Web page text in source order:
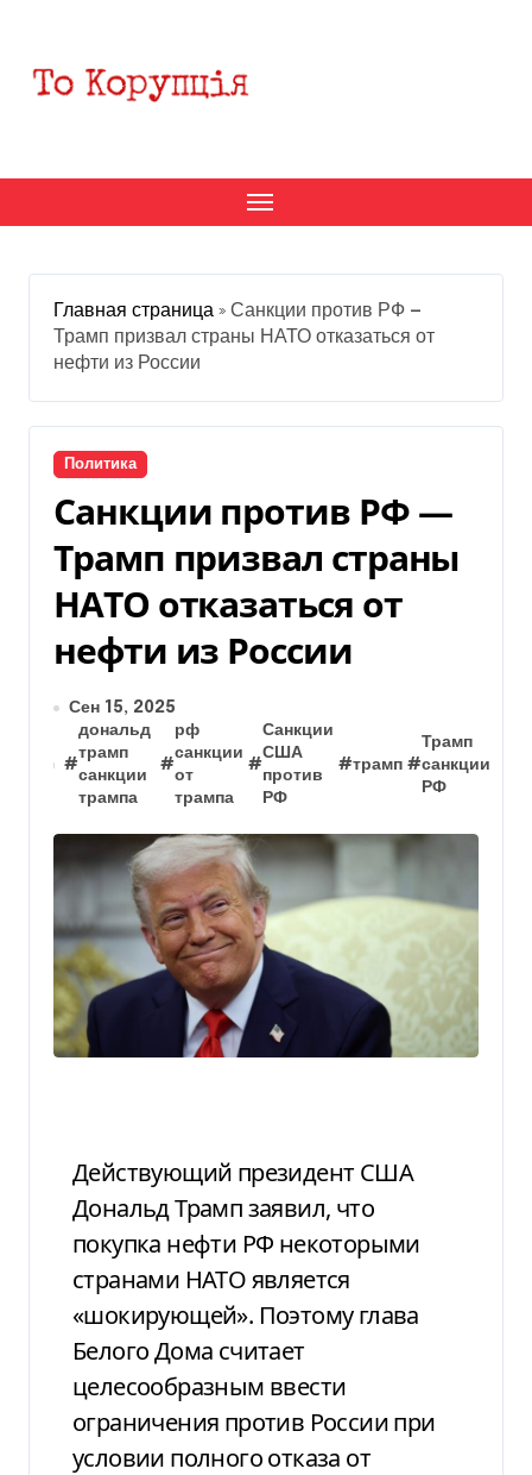
содержанию
Главная страница » Санкции против РФ —
Трамп призвал страны НАТО отказаться от
нефти из России
Политика
Санкции против РФ —
Трамп призвал страны
НАТО отказаться от
нефти из России
Сен 15, 2025
#
дональд
трамп
санкции
трампа
#
рф
санкции
от
трампа
#
Санкции
США
против
РФ
#трамп #
Трамп
санкции
РФ
Действующий президент США
Дональд Трамп заявил, что
покупка нефти РФ некоторыми
странами НАТО является
«шокирующей». Поэтому глава
Белого Дома считает
целесообразным ввести
ограничения против России при
условии полного отказа от